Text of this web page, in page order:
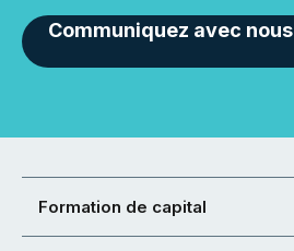
Communiquez avec nous
Formation de capital